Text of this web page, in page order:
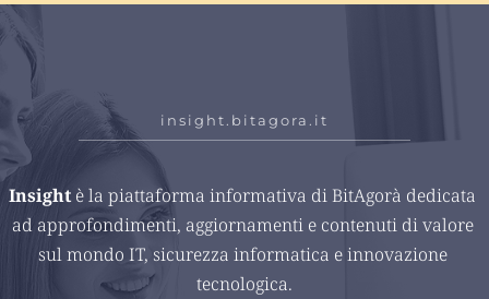
insight.bitagora.it
Insight è la piattaforma informativa di BitAgorà dedicata
ad approfondimenti, aggiornamenti e contenuti di valore
sul mondo IT, sicurezza informatica e innovazione
tecnologica.